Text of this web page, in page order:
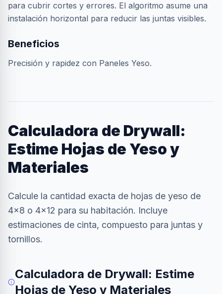
para cubrir cortes y errores. El algoritmo asume una
instalación horizontal para reducir las juntas visibles.
Beneficios
Precisión y rapidez con Paneles Yeso.
Calculadora de Drywall:
Estime Hojas de Yeso y
Materiales
Calcule la cantidad exacta de hojas de yeso de
4x8 o 4x12 para su habitación. Incluye
estimaciones de cinta, compuesto para juntas y
tornillos.
Calculadora de Drywall: Estime
Hojas de Yeso y Materiales